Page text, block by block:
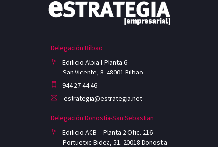
Delegación Bilbao
Edificio Albia I-Planta 6
San Vicente, 8. 48001 Bilbao
944 27 44 46
estrategia@estrategia.net
Delegación Donostia-San Sebastian
Edificio ACB – Planta 2 Ofic. 216
Portuetxe Bidea, 51. 20018 Donostia